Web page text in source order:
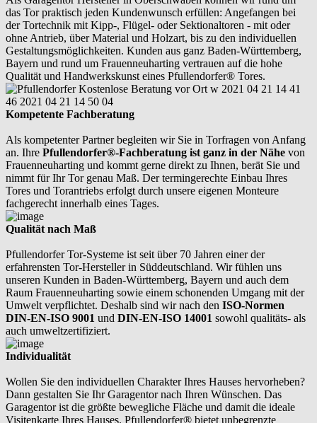
das Tor praktisch jeden Kundenwunsch erfüllen: Angefangen bei
der Tortechnik mit Kipp-, Flügel- oder Sektionaltoren - mit oder
ohne Antrieb, über Material und Holzart, bis zu den individuellen
Gestaltungsmöglichkeiten. Kunden aus ganz Baden-Württemberg,
Bayern und rund um Frauenneuharting vertrauen auf die hohe
Qualität und Handwerkskunst eines Pfullendorfer® Tores.
Kompetente Fachberatung
Als kompetenter Partner begleiten wir Sie in Torfragen von Anfang
an. Ihre Pfullendorfer®-Fachberatung ist ganz in der Nähe von
Frauenneuharting und kommt gerne direkt zu Ihnen, berät Sie und
nimmt für Ihr Tor genau Maß. Der termingerechte Einbau Ihres
Tores und Torantriebs erfolgt durch unsere eigenen Monteure
fachgerecht innerhalb eines Tages.
Qualität nach Maß
Pfullendorfer Tor-Systeme ist seit über 70 Jahren einer der
erfahrensten Tor-Hersteller in Süddeutschland. Wir fühlen uns
unseren Kunden in Baden-Württemberg, Bayern und auch dem
Raum Frauenneuharting sowie einem schonenden Umgang mit der
Umwelt verpflichtet. Deshalb sind wir nach den ISO-Normen
DIN-EN-ISO 9001 und DIN-EN-ISO 14001 sowohl qualitäts- als
auch umweltzertifiziert.
Individualität
Wollen Sie den individuellen Charakter Ihres Hauses hervorheben?
Dann gestalten Sie Ihr Garagentor nach Ihren Wünschen. Das
Garagentor ist die größte bewegliche Fläche und damit die ideale
Visitenkarte Ihres Hauses. Pfullendorfer® bietet unbegrenzte